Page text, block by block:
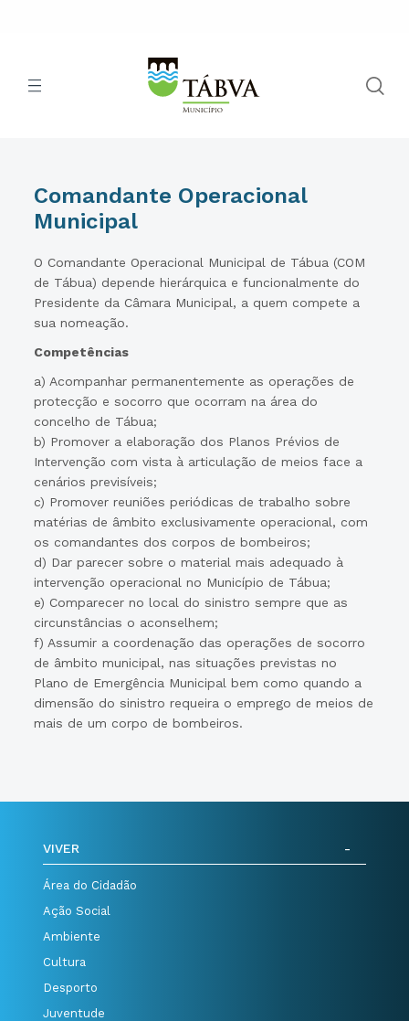
Comandante Operacional
Municipal
O Comandante Operacional Municipal de Tábua (COM
de Tábua) depende hierárquica e funcionalmente do
Presidente da Câmara Municipal, a quem compete a
sua nomeação.
Competências
a) Acompanhar permanentemente as operações de
protecção e socorro que ocorram na área do
concelho de Tábua;
b) Promover a elaboração dos Planos Prévios de
Intervenção com vista à articulação de meios face a
cenários previsíveis;
c) Promover reuniões periódicas de trabalho sobre
matérias de âmbito exclusivamente operacional, com
os comandantes dos corpos de bombeiros;
d) Dar parecer sobre o material mais adequado à
intervenção operacional no Município de Tábua;
e) Comparecer no local do sinistro sempre que as
circunstâncias o aconselhem;
f) Assumir a coordenação das operações de socorro
de âmbito municipal, nas situações previstas no
Plano de Emergência Municipal bem como quando a
dimensão do sinistro requeira o emprego de meios de
mais de um corpo de bombeiros.
VIVER
Área do Cidadão
Ação Social
Ambiente
Cultura
Desporto
Juventude